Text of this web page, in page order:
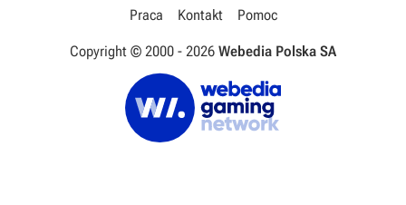
Praca
Kontakt Pomoc
Copyright © 2000 - 2026 Webedia Polska SA